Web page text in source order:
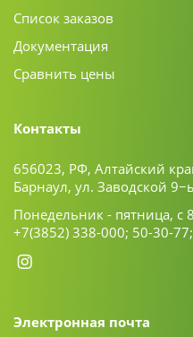
Список заказов
Документация
Сравнить цены
Контакты
656023, РФ, Алтайский
Барнаул, ул. Заводской
Понедельник - пятница, с
+7(3852) 338-000; 50-30-77;
Электронная почта